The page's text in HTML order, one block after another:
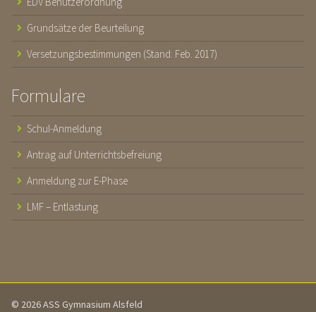
Grundsätze der Beurteilung
Versetzungsbestimmungen (Stand: Feb. 2017)
Formulare
Schul-Anmeldung
Antrag auf Unterrichtsbefreiung
Anmeldung zur E-Phase
LMF – Entlastung
© 2026 ASS Gymnasium Alsfeld